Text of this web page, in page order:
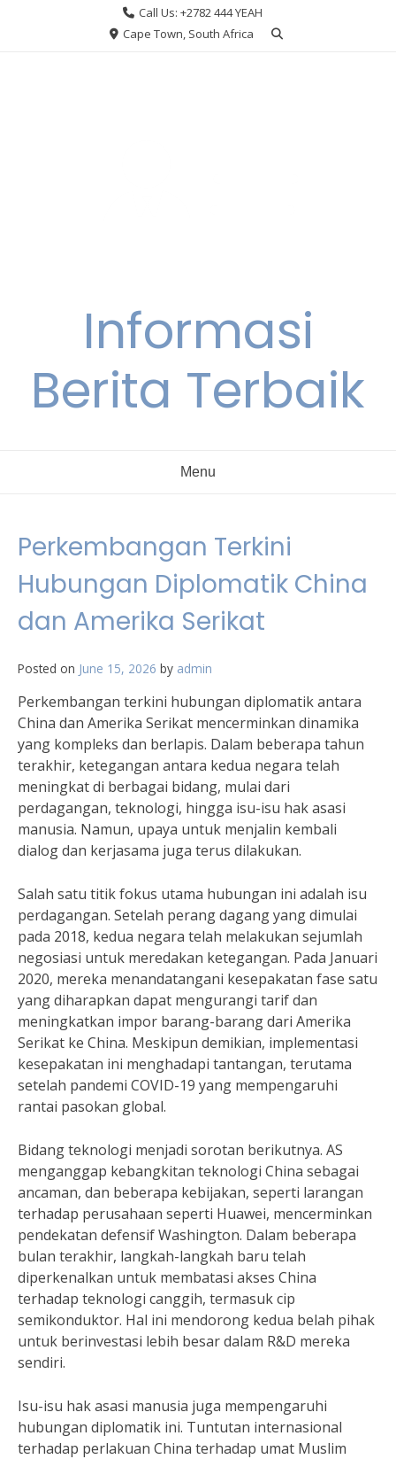
Call Us: +2782 444 YEAH
Cape Town, South Africa
Informasi
Berita Terbaik
Menu
Perkembangan Terkini
Hubungan Diplomatik China
dan Amerika Serikat
Posted on June 15, 2026 by admin
Perkembangan terkini hubungan diplomatik antara
China dan Amerika Serikat mencerminkan dinamika
yang kompleks dan berlapis. Dalam beberapa tahun
terakhir, ketegangan antara kedua negara telah
meningkat di berbagai bidang, mulai dari
perdagangan, teknologi, hingga isu-isu hak asasi
manusia. Namun, upaya untuk menjalin kembali
dialog dan kerjasama juga terus dilakukan.
Salah satu titik fokus utama hubungan ini adalah isu
perdagangan. Setelah perang dagang yang dimulai
pada 2018, kedua negara telah melakukan sejumlah
negosiasi untuk meredakan ketegangan. Pada Januari
2020, mereka menandatangani kesepakatan fase satu
yang diharapkan dapat mengurangi tarif dan
meningkatkan impor barang-barang dari Amerika
Serikat ke China. Meskipun demikian, implementasi
kesepakatan ini menghadapi tantangan, terutama
setelah pandemi COVID-19 yang mempengaruhi
rantai pasokan global.
Bidang teknologi menjadi sorotan berikutnya. AS
menganggap kebangkitan teknologi China sebagai
ancaman, dan beberapa kebijakan, seperti larangan
terhadap perusahaan seperti Huawei, mencerminkan
pendekatan defensif Washington. Dalam beberapa
bulan terakhir, langkah-langkah baru telah
diperkenalkan untuk membatasi akses China
terhadap teknologi canggih, termasuk cip
semikonduktor. Hal ini mendorong kedua belah pihak
untuk berinvestasi lebih besar dalam R&D mereka
sendiri.
Isu-isu hak asasi manusia juga mempengaruhi
hubungan diplomatik ini. Tuntutan internasional
terhadap perlakuan China terhadap umat Muslim